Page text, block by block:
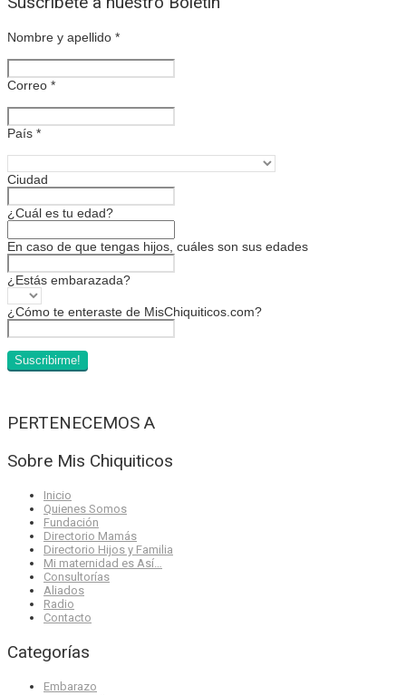
Nombre y apellido *
Correo *
País *
Ciudad
¿Cuál es tu edad?
En caso de que tengas hijos, cuáles son sus edades
¿Estás embarazada?
¿Cómo te enteraste de MisChiquiticos.com?
PERTENECEMOS A
Sobre Mis Chiquiticos
Inicio
Quienes Somos
Fundación
Directorio Mamás
Directorio Hijos y Familia
Mi maternidad es Así…
Consultorías
Aliados
Radio
Contacto
Categorías
Embarazo